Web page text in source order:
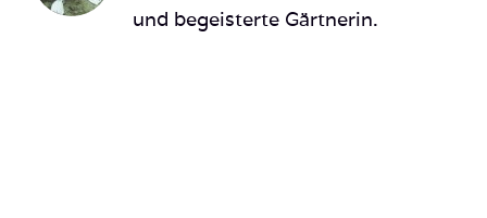
und begeisterte Gärtnerin.